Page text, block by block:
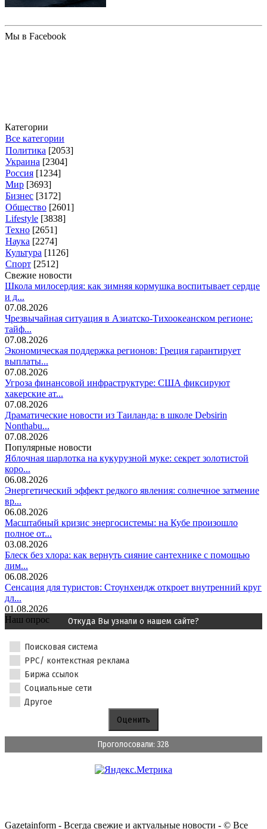
Мы в Facebook
Категории
Все категории
Политика [2053]
Украина [2304]
Россия [1234]
Мир [3693]
Бизнес [3172]
Общество [2601]
Lifestyle [3838]
Техно [2651]
Наука [2274]
Культура [1126]
Спорт [2512]
Свежие новости
Школа милосердия: как зимняя кормушка воспитывает сердце
и д...
07.08.2026
Чрезвычайная ситуация в Азиатско-Тихоокеанском регионе:
тайф...
07.08.2026
Экономическая поддержка регионов: Греция гарантирует
выплаты...
07.08.2026
Угроза финансовой инфраструктуре: США фиксируют
хакерские ат...
07.08.2026
Драматические новости из Таиланда: в школе Debsirin
Nonthabu...
07.08.2026
Популярные новости
Яблочная шарлотка на кукурузной муке: секрет золотистой
коро...
06.08.2026
Энергетический эффект редкого явления: солнечное затмение
вр...
06.08.2026
Масштабный кризис энергосистемы: на Кубе произошло
полное от...
03.08.2026
Блеск без хлора: как вернуть сияние сантехнике с помощью
лим...
06.08.2026
Сенсация для туристов: Стоунхендж откроет внутренний круг
дл...
01.08.2026
Наш опрос
Откуда Вы узнали о нашем сайте?
Поисковая система
PPC/ контекстная реклама
Биржа ссылок
Социальные сети
Другое
Проголосовали: 328
Gazetainform - Всегда свежие и актуальные новости - © Все